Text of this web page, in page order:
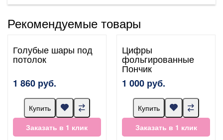
Рекомендуемые товары
Голубые шары под
потолок
1 860 руб.
Купить
Заказать в 1 клик
Цифры
фольгированные
Пончик
1 000 руб.
Купить
Заказать в 1 клик